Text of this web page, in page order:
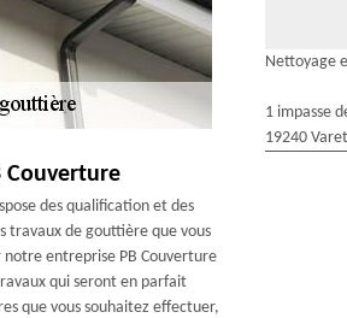
Couverture
des qualification et des
travaux de gouttière que vous
entreprise PB Couverture
qui seront en parfait
que vous souhaitez effectuer,
Nettoyage
1 impasse
19240